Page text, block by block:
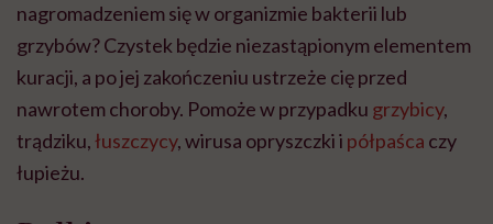
nagromadzeniem się w organizmie bakterii lub
grzybów? Czystek będzie niezastąpionym elementem
kuracji, a po jej zakończeniu ustrzeże cię przed
nawrotem choroby. Pomoże w przypadku grzybicy,
trądziku,łuszczycy, wirusa opryszczki i półpaśca czy
łupieżu.